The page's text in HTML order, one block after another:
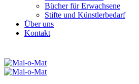
Bücher für Erwachsene
Stifte und Künstlerbedarf
Über uns
Kontakt